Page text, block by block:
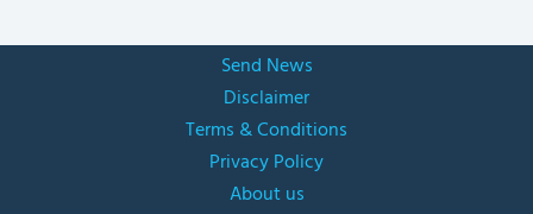
Send News
Disclaimer
Terms & Conditions
Privacy Policy
About us